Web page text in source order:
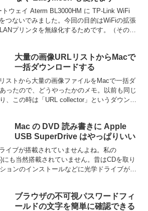
ウェイ Aterm BL3000HM に TP-Link WiFi
つないでみました。今回の目的はWiFiの拡張
プリンタを無線化するためです。（そのた
大量の画像URLリストからMacで
一括ダウンロードする
ストから大量の画像ファイルをMacで一括ダ
ったので、どうやったかのメモ。以前も同じ
、この時は「URL collector」というダウンロ
Mac の DVD 読み書きに Apple
USB SuperDrive はやっぱりいい
イブが搭載されていませんよね。私の
にも当然搭載されていません。昔はCDを取り
ョンのインストールなどに光学ドライブが必
ブラウザの不可視パスワードフィ
ールドの文字を簡単に確認できる